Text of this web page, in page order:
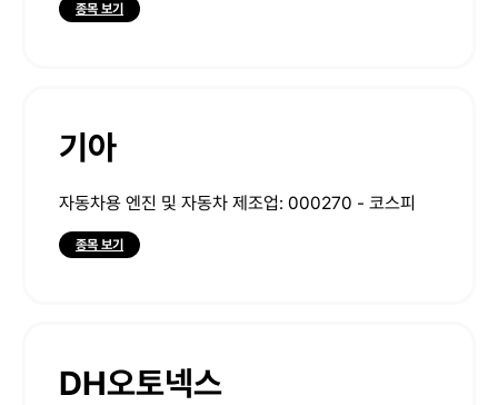
종목 보기
기아
자동차용 엔진 및 자동차 제조업: 000270 - 코스피
종목 보기
DH오토넥스